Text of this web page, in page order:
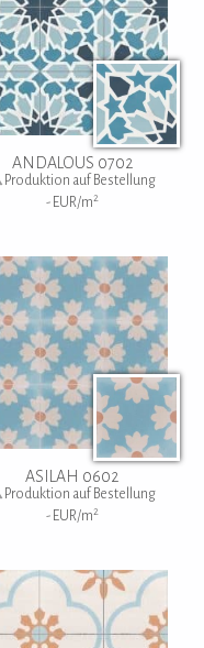
ANDALOUS 0702
Produktion auf Bestellung
- EUR/m 2
ASILAH 0602
Produktion auf Bestellung
- EUR/m 2